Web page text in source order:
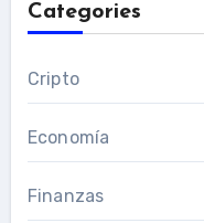
Categories
Cripto
Economía
Finanzas